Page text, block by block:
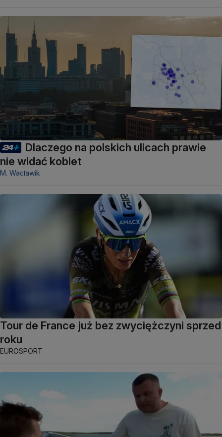
Dlaczego na polskich ulicach prawie
nie widać kobiet
M. Wacławik
Tour de France już bez zwyciężczyni sprzed
roku
EUROSPORT